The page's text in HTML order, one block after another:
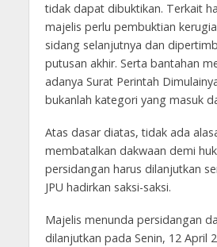
tidak dapat dibuktikan. Terkait
majelis perlu pembuktian
sidang selanjutnya dan
putusan akhir. Serta bantahan
adanya Surat Perintah
bukanlah kategori yang masuk
Atas dasar diatas, tidak ada
membatalkan dakwaan demi
persidangan harus dilanjutkan
JPU hadirkan saksi-saksi.
Majelis menunda persidangan
dilanjutkan pada Senin, 12 April